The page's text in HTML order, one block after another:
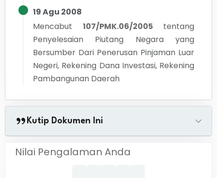
19 Agu 2008
Mencabut
107/PMK.06/2005
tentang
Penyelesaian Piutang Negara yang
Bersumber Dari Penerusan Pinjaman Luar
Negeri, Rekening Dana Investasi, Rekening
Pambangunan Daerah
Kutip Dokumen Ini
Nilai Pengalaman Anda